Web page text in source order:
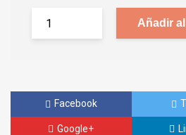
Añadir
Facebook
Google+